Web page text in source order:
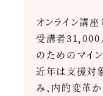
オンライン講
受講者31,000
のためのマイン
近年は支援対
み、内的変革